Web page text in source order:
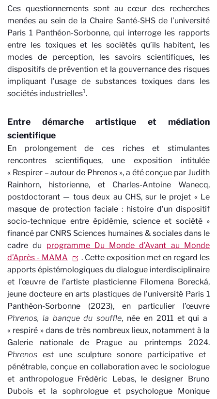
Ces questionnements sont au cœur des recherches
menées au sein de la Chaire Santé-SHS de l’université
Paris 1 Panthéon-Sorbonne, qui interroge les rapports
entre les toxiques et les sociétés qu’ils habitent, les
modes de perception, les savoirs scientifiques, les
dispositifs de prévention et la gouvernance des risques
impliquant l’usage de substances toxiques dans les
sociétés industrielles1.
Entre démarche artistique et médiation
scientifique
En prolongement de ces riches et stimulantes
rencontres scientifiques, une exposition intitulée
« Respirer – autour de Phrenos », a été conçue par Judith
Rainhorn, historienne, et Charles-Antoine Wanecq,
postdoctorant — tous deux au CHS, sur le projet « Le
masque de protection faciale : histoire d’un dispositif
socio-technique entre épidémie, science et société »
financé par CNRS Sciences humaines & sociales dans le
cadre du programme Du Monde d’Avant au Monde
d’Après - MAMA
. Cette exposition met en regard les
apports épistémologiques du dialogue interdisciplinaire
et l’œuvre de l’artiste plasticienne Filomena Borecká,
jeune docteure en arts plastiques de l’université Paris 1
Panthéon-Sorbonne (2023), en particulier l’œuvre
Phrenos, la banque du souffle, née en 2011 et qui a
« respiré » dans de très nombreux lieux, notamment à la
Galerie nationale de Prague au printemps 2024.
Phrenos est une sculpture sonore participative et
pénétrable, conçue en collaboration avec le sociologue
et anthropologue Frédéric Lebas, le designer Bruno
Dubois et la sophrologue et psychologue Monique